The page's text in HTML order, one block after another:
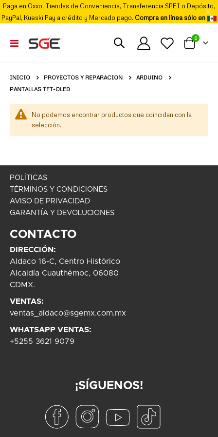
Paga en Oxxo, Tiendas de Conveniencia, Transferencia SPEI o Depósito,
PayPal, Kueski Pay a crédito y Mercado pago. Compra en línea sólo en
Cambiar
Nav
Mi carrito
0
INICIO PROYECTOS Y REPARACION
ARDUINO
PANTALLAS TFT-OLED
No podemos encontrar productos que coincidan con la
selección.
POLÍTICAS
TÉRMINOS Y CONDICIONES
AVISO DE PRIVACIDAD
GARANTÍA Y DEVOLUCIONES
CONTACTO
DIRECCIÓN:
Aldaco 16-C, Centro Histórico
Alcaldía Cuauthémoc, 06080
CDMX.
VENTAS:
ventas_aldaco@sgemx.com.mx
WHATSAPP VENTAS:
+5255 3621 9079
¡SÍGUENOS!